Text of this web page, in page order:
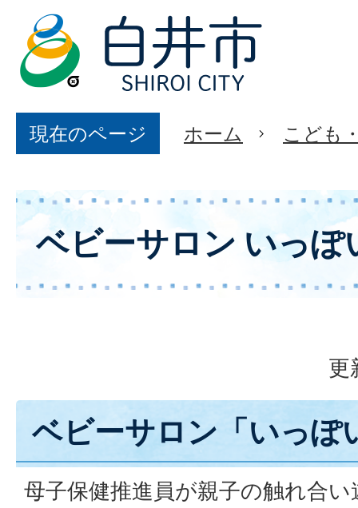
現在のページ ホーム こども
ベビーサロン いっぽ
更
ベビーサロン「いっぽ
母子保健推進員が親子の触れ合